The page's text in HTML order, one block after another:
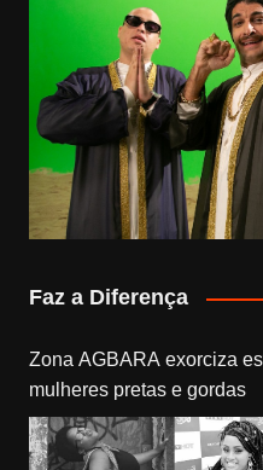
Faz a Diferença
Zona AGBARA exorciza
mulheres pretas e gordas